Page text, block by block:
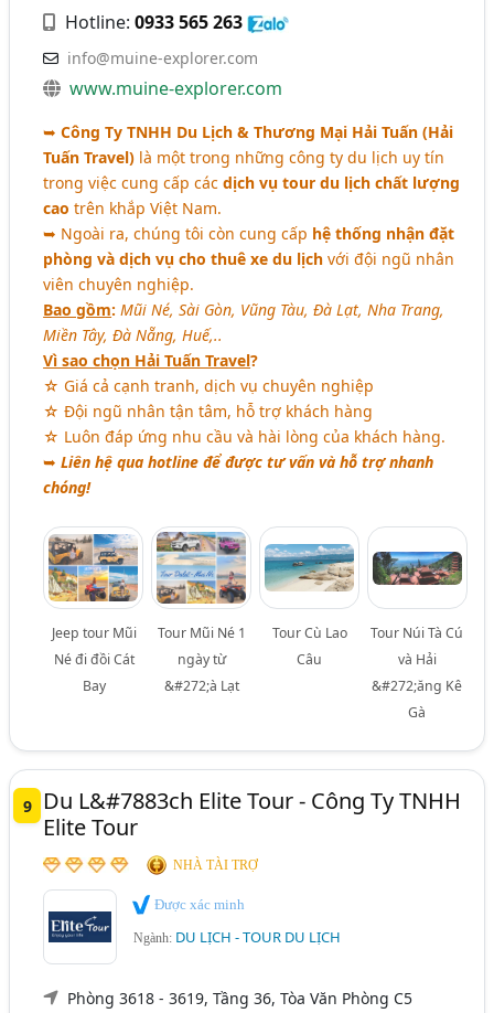
Hotline:0933 565 263
info@muine-explorer.com
www.muine-explorer.com
➥Công Ty TNHH Du Lịch & Thương Mại Hải Tuấn (Hải
Tuấn Travel) là một trong những công ty du lịch uy tín
trong việc cung cấp cácdịch vụ tour du lịch chất lượng
cao trên khắp Việt Nam.
➥ Ngoài ra, chúng tôi còn cung cấp hệ thống nhận đặt
phòng và dịch vụ cho thuê xe du lịch với đội ngũ nhân
viên chuyên nghiệp.
Bao gồm: Mũi Né, Sài Gòn, Vũng Tàu, Đà Lạt, Nha Trang,
Miền Tây, Đà Nẵng, Huế,..
Vì sao chọn Hải Tuấn Travel?
☆ Giá cả cạnh tranh, dịch vụ chuyên nghiệp
☆ Đội ngũ nhân tận tâm, hỗ trợ khách hàng
☆ Luôn đáp ứng nhu cầu và hài lòng của khách hàng.
➥ Liên hệ qua hotline để được tư vấn và hỗ trợ nhanh
chóng!
Jeep tour Mũi
Né đi đồi Cát
Bay
Tour Mũi Né 1
ngày từ
&#272;à Lạt
Tour Cù Lao
Câu
Tour Núi Tà Cú
và Hải
&#272;ăng Kê
Gà
9
Du L&#7883ch Elite Tour - Công Ty TNHH
Elite Tour
NHÀ TÀI TRỢ
Được xác minh
Ngành: DU LỊCH - TOUR DU LỊCH
Phòng 3618 - 3619, Tầng 36, Tòa Văn Phòng C5